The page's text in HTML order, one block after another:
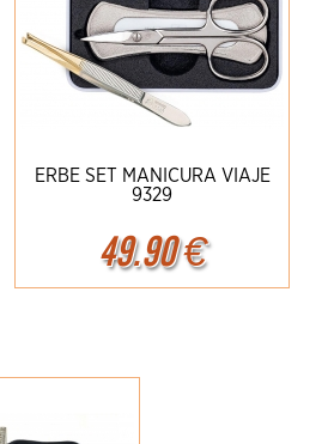
ERBE SET MANICURA VIAJE
9329
49.90€
Ampliar Detalles